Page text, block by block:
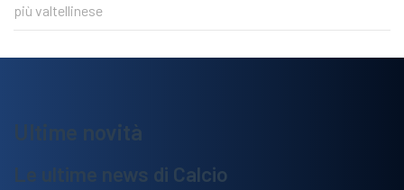
più valtellinese
Ultime novità
Le ultime news di Calcio